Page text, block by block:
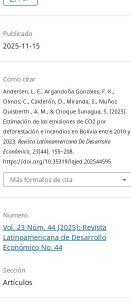
Publicado
2025-11-15
Cómo citar
Andersen, L. E., Argandoña Gonzales, F. K.,
Olmos, C., Calderón, D., Miranda, S., Muñoz
Quisberth , A. M., & Choque Sunagua, S. (2025).
Estimación de las emisiones de CO2 por
deforestación e incendios en Bolivia entre 2010 y
2023.Revista Latinoamericana De Desarrollo
Económico,23(44), 155–208.
https://doi.org/10.35319/lajed.202544595
Más formatos de cita
Número
Vol. 23 Núm. 44 (2025): Revista
Latinoamericana de Desarrollo
Económico No. 44
Sección
Artículos